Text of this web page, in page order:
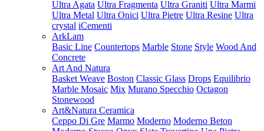
Ultra Agata Ultra Fragmenta Ultra Graniti Ultra Marmi
Ultra Metal Ultra Onici Ultra Pietre Ultra Resine Ultra
crystal iCementi
ArkLam
Basic Line Countertops Marble Stone Style Wood And
Concrete
Art And Natura
Basket Weave Boston Classic Glass Drops Equilibrio
Marble Mosaic Mix Murano Specchio Octagon
Stonewood
Art&Natura Ceramica
Ceppo Di Gre Marmo Moderno Moderno Beton